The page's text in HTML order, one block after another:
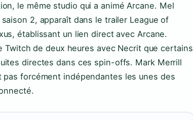
le même studio qui a animé Arcane. Mel
2, apparaît dans le trailer League of
établissant un lien direct avec Arcane.
Twitch de deux heures avec Necrit que certains
directes dans ces spin-offs. Mark Merrill
forcément indépendantes les unes des